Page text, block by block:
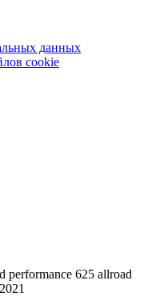
данных
cookie
performance 625 allroad